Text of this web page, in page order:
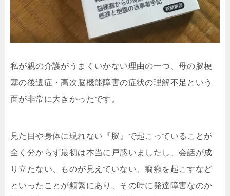
私が親の介護がうまくいかない理由の一つ、母の脳梗
塞の後遺症・高次脳機能障害の症状の理解不足という
面が非常に大きかったです。
見た目や身体に現れない『脳』で起こっていることが
全く分からず最初は本当に戸惑いましたし、会話が成
り立たない、ものが見えていない、癇癪を起こすなど
といったことが頻繁にあり、その時に発達障害なのか